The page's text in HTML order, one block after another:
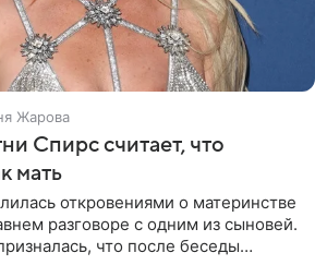
Жарова
Спирс считает, что
мать
откровениями о материнстве
разговоре с одним из сыновей.
что после беседы